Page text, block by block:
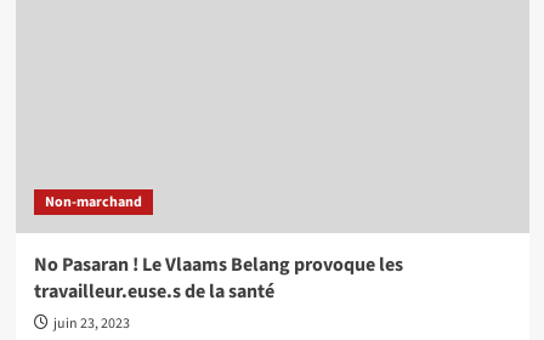
Non-marchand
No Pasaran ! Le Vlaams Belang provoque les
travailleur.euse.s de la santé
juin 23, 2023